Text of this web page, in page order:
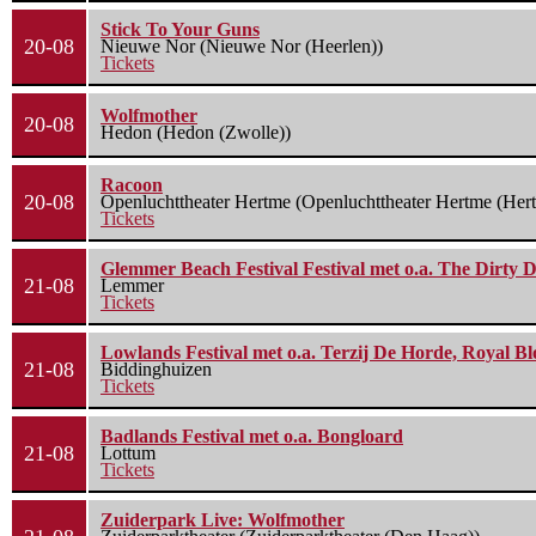
20-08
Stick To Your Guns
Nieuwe Nor (Nieuwe Nor (Heerlen))
Tickets
20-08
Wolfmother
Hedon (Hedon (Zwolle))
20-08
Racoon
Openluchttheater Hertme (Openluchttheater Hertme
Tickets
21-08
Glemmer Beach Festival Festival met o.a. The Dirty
Lemmer
Tickets
21-08
Lowlands Festival met o.a. Terzij De Horde, Royal
Biddinghuizen
Tickets
21-08
Badlands Festival met o.a. Bongloard
Lottum
Tickets
Zuiderpark Live: Wolfmother